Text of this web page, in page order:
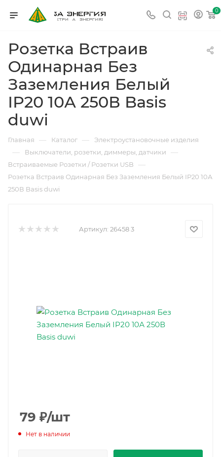
0
Розетка Встраив
Одинарная Без
Заземления Белый
IP20 10А 250В Basis
duwi
Главная — Каталог — Электроустановочные изделия
— Выключатели, розетки, диммеры, датчики —
Встраиваемые Розетки / Розетки USB —
Розетка Встраив Одинарная Без Заземления Белый IP20 10А
250В Basis duwi
Артикул: 26458 3
79 ₽/шт
Нет в наличии